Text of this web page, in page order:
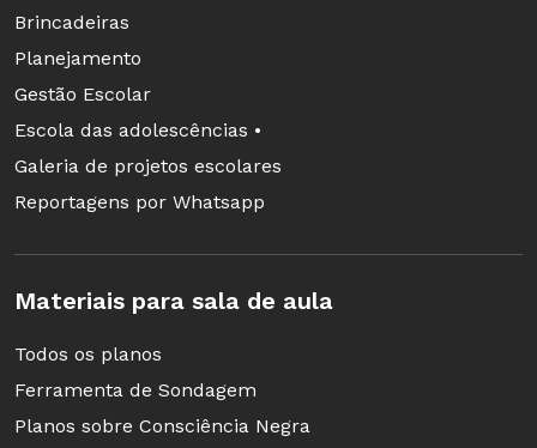
Brincadeiras
Planejamento
Gestão Escolar
Escola das adolescências •
Galeria de projetos escolares
Reportagens por Whatsapp
Materiais para sala de aula
Todos os planos
Ferramenta de Sondagem
Planos sobre Consciência Negra